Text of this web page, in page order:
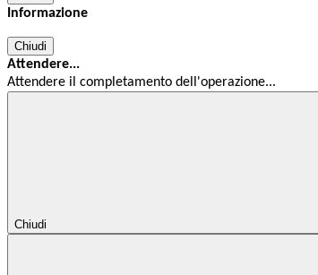
Informazione
Chiudi
Attendere...
Attendere il completamento dell'operazione...
Chiudi